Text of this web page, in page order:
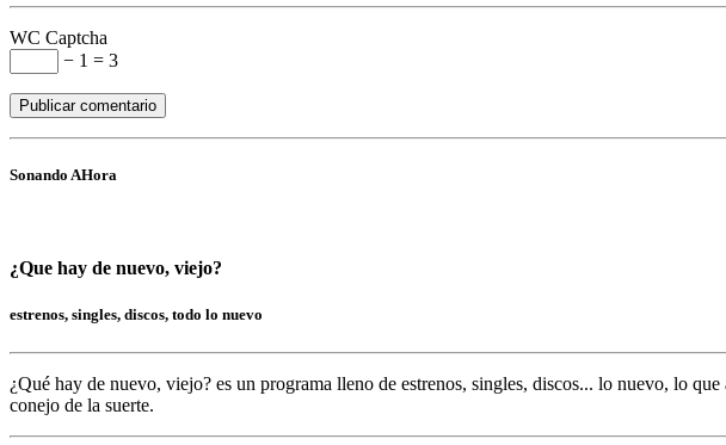
WC Captcha
− 1 = 3
Sonando AHora
¿Que hay de nuevo, viejo?
estrenos, singles, discos, todo lo nuevo
¿Qué hay de nuevo, viejo? es un programa lleno de estrenos, singles, discos... lo nuevo, lo que
conejo de la suerte.